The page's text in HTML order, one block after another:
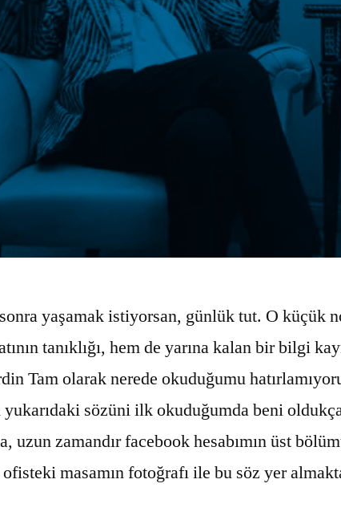
yaşamak istiyorsan, günlük tut. O küçük
tanıklığı, hem de yarına kalan bir bilgi
Tam olarak nerede okuduğumu
sözüni ilk okuduğumda beni
uzun zamandır facebook hesabımın üst
ofisteki masamın fotoğrafı ile bu söz yer